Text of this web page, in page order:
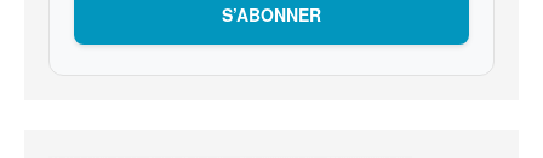
S’ABONNER